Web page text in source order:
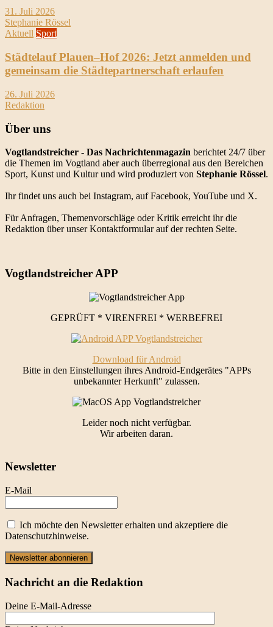
31. Juli 2026
Stephanie Rössel
Aktuell Sport
Städtelauf Plauen–Hof 2026: Jetzt anmelden und
gemeinsam die Städtepartnerschaft erlaufen
26. Juli 2026
Redaktion
Über uns
Vogtlandstreicher - Das Nachrichtenmagazin berichtet 24/7 über
die Themen im Vogtland aber auch überregional aus den Bereichen
Sport, Kunst und Kultur und wird produziert von Stephanie Rössel.
Ihr findet uns auch bei Instagram, auf Facebook, YouTube und X.
Für Anfragen, Themenvorschläge oder Kritik erreicht ihr die
Redaktion über unser Kontaktformular auf der rechten Seite.
Vogtlandstreicher APP
GEPRÜFT * VIRENFREI * WERBEFREI
Download für Android
Bitte in den Einstellungen ihres Android-Endgerätes "APPs
unbekannter Herkunft" zulassen.
Leider noch nicht verfügbar.
Wir arbeiten daran.
Newsletter
E-Mail
Ich möchte den Newsletter erhalten und akzeptiere die
Datenschutzhinweise.
Newsletter abonnieren
Nachricht an die Redaktion
Deine E-Mail-Adresse